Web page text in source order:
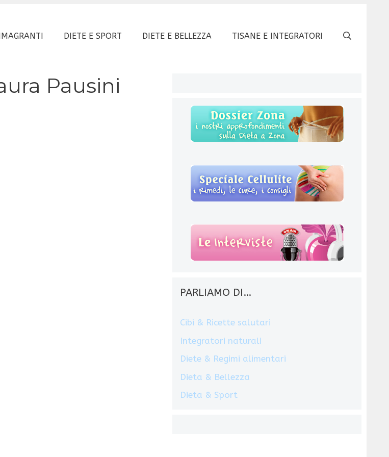
DIETE E SPORT DIETE E BELLEZZA TISANE E INTEGRATORI
Pausini
PARLIAMO DI…
Cibi & Ricette salutari
Integratori naturali
Diete & Regimi alimentari
Dieta & Bellezza
Dieta & Sport